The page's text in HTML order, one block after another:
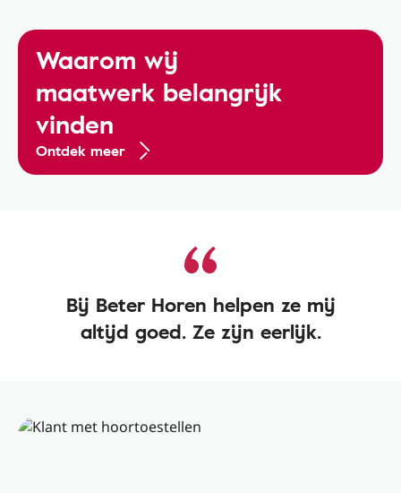
Waarom wij
maatwerk belangrijk
vinden
Ontdek meer
Bij Beter Horen helpen ze mij
altijd goed. Ze zijn eerlijk.